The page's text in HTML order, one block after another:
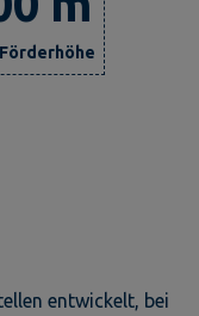
entwickelt, bei